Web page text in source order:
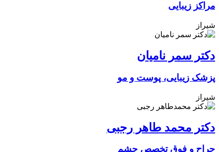
مراکز زیبایی
شیراز
دکتر سمر نامیان
پزشک زیبایی، پوست و مو
شیراز
دکتر محمد طاهر رجبی
جراح و فوق تخصص چشم